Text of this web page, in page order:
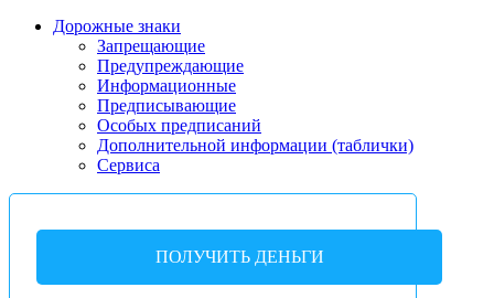
Дорожные знаки
Запрещающие
Предупреждающие
Информационные
Предписывающие
Особых предписаний
Дополнительной информации (таблички)
Сервиса
ПОЛУЧИТЬ ДЕНЬГИ